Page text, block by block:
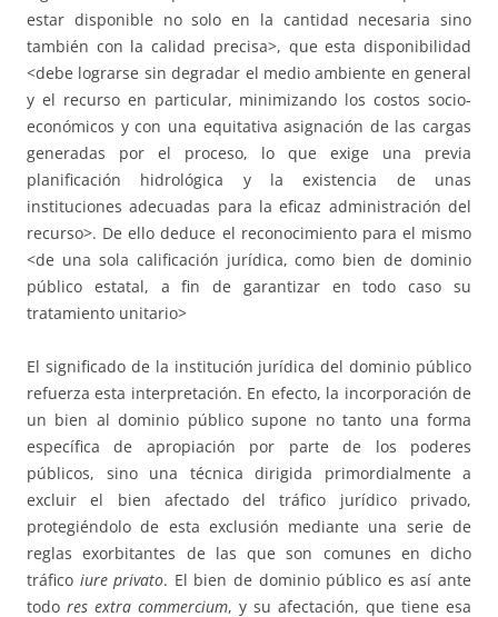
estar disponible no solo en la cantidad necesaria sino
también con la calidad precisa>, que esta disponibilidad
<debe lograrse sin degradar el medio ambiente en general
y el recurso en particular, minimizando los costos socio-
económicos y con una equitativa asignación de las cargas
generadas por el proceso, lo que exige una previa
planificación hidrológica y la existencia de unas
instituciones adecuadas para la eficaz administración del
recurso>. De ello deduce el reconocimiento para el mismo
<de una sola calificación jurídica, como bien de dominio
público estatal, a fin de garantizar en todo caso su
tratamiento unitario>
El significado de la institución jurídica del dominio público
refuerza esta interpretación. En efecto, la incorporación de
un bien al dominio público supone no tanto una forma
específica de apropiación por parte de los poderes
públicos, sino una técnica dirigida primordialmente a
excluir el bien afectado del tráfico jurídico privado,
protegiéndolo de esta exclusión mediante una serie de
reglas exorbitantes de las que son comunes en dicho
tráfico iure privato. El bien de dominio público es así ante
todo res extra commercium, y su afectación, que tiene esa